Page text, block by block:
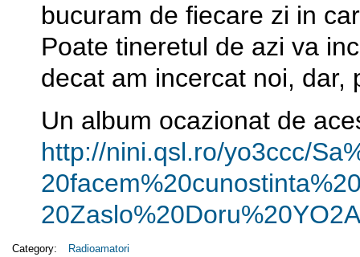
bucuram de fiecare zi in
Poate tineretul de azi va
decat am incercat noi, dar,
Un album ocazionat de
http://nini.qsl.ro/yo3ccc/
Category: Radioamatori